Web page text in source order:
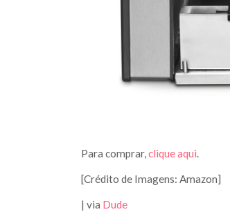
Para comprar,clique aqui.
[Crédito de Imagens: Amazon]
| via Dude